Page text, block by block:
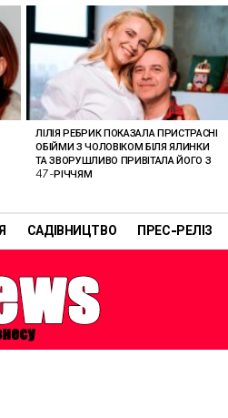
САДІВНИЦТВО ПРЕС-РЕЛІЗ
ЛІЛІЯ РЕБРИК ПОКАЗАЛА ПРИСТРАСНІ
ОБІЙМИ З ЧОЛОВІКОМ БІЛЯ ЯЛИНКИ
ТА ЗВОРУШЛИВО ПРИВІТАЛА ЙОГО З
47-РІЧЧЯМ